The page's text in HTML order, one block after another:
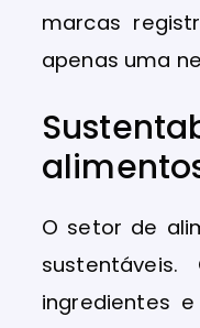
marcas
apenas uma
O setor de
ingredientes